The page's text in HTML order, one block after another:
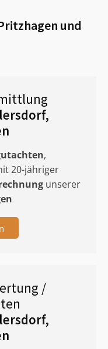
und
,
20-jähriger
unserer
/